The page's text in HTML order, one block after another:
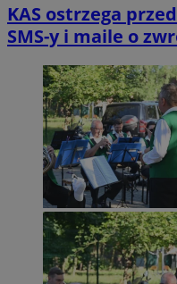
KAS ostrzega
SMS-y i maile o